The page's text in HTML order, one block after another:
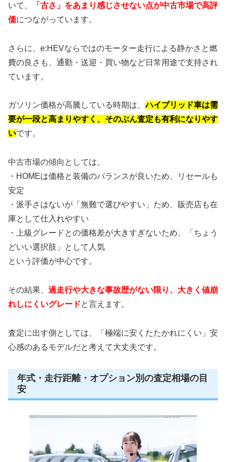
いて、
「古さ」をあまり感じさせない点が中古市場で高評
価につながっています。
さらに、e:HEVならではのモーター走行による静かさと燃
費の良さも、通勤・送迎・買い物など日常用途で支持され
ています。
ガソリン価格が高騰している時期は、ハイブリッド車は需
要が一段と高まりやすく、そのぶん査定も有利になりやす
いです。
中古市場の傾向としては、
・HOMEは価格と装備のバランスが良いため、リセールも
安定
・派手さはないが「無難で選びやすい」ため、販売店も在
庫として仕入れやすい
・上級グレードとの価格差が大きすぎないため、「ちょう
どいい選択肢」として人気
という評価が中心です。
その結果、 過走行や大きな事故歴がない限り、大きく値崩
れしにくいグレードと言えます。
査定に出す側としては、「極端に安くたたかれにくい」安
心感のあるモデルだと考えて大丈夫です。
年式・走行距離・オプション別の査定相場の目
安